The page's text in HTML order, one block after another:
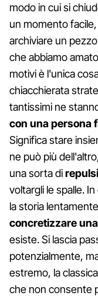
modo in cui si
un momento
archiviare un
che abbiamo
motivi è l'unica
chiacchierata
tantissimi ne
con una persona
Significa stare
ne può più
una sorta di
voltargli le spalle.
la storia
concretizzare
esiste. Si lascia
potenzialmente,
estremo, la
che non consente